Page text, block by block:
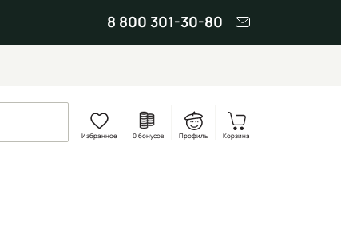
8 800 301-30-80
Избранное 0 бонусов Профиль Корзина